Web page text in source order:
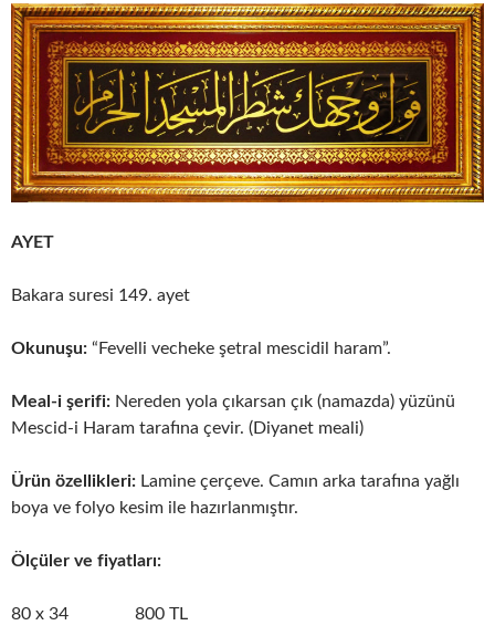
AYET
Bakara suresi 149. ayet
Okunuşu: “Fevelli vecheke şetral mescidil haram”.
Meal-i şerifi: Nereden yola çıkarsan çık (namazda) yüzünü
Mescid-i Haram tarafına çevir. (Diyanet meali)
Ürün özellikleri: Lamine çerçeve. Camın arka tarafına yağlı
boya ve folyo kesim ile hazırlanmıştır.
Ölçüler ve fiyatları:
80 x 34 800 TL